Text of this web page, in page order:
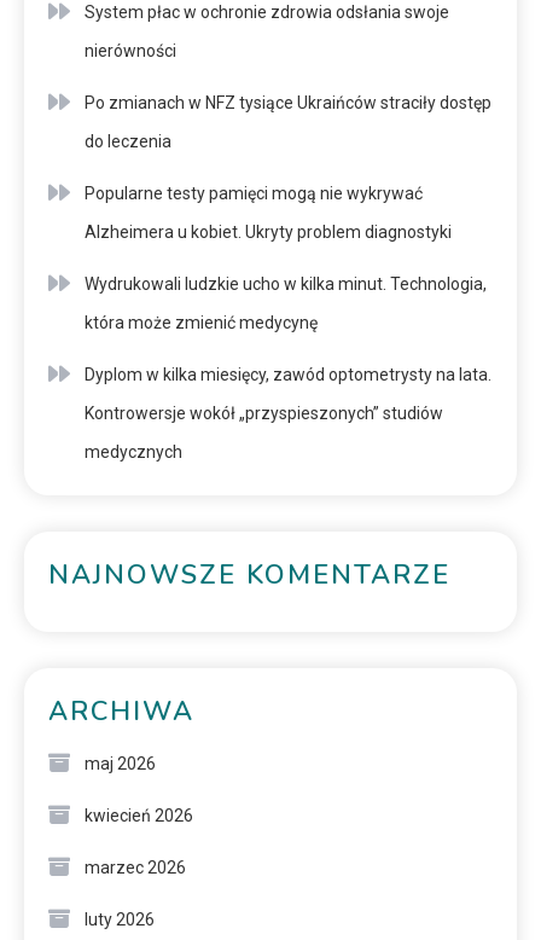
System płac w ochronie zdrowia odsłania swoje
nierówności
Po zmianach w NFZ tysiące Ukraińców straciły dostęp
do leczenia
Popularne testy pamięci mogą nie wykrywać
Alzheimera u kobiet. Ukryty problem diagnostyki
Wydrukowali ludzkie ucho w kilka minut. Technologia,
która może zmienić medycynę
Dyplom w kilka miesięcy, zawód optometrysty na lata.
Kontrowersje wokół „przyspieszonych” studiów
medycznych
NAJNOWSZE KOMENTARZE
ARCHIWA
maj 2026
kwiecień 2026
marzec 2026
luty 2026